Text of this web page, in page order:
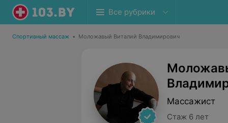
Все рубрики
Спортивный массаж • Моложавый Виталий Владимирович
Массажист
Стаж 6 лет